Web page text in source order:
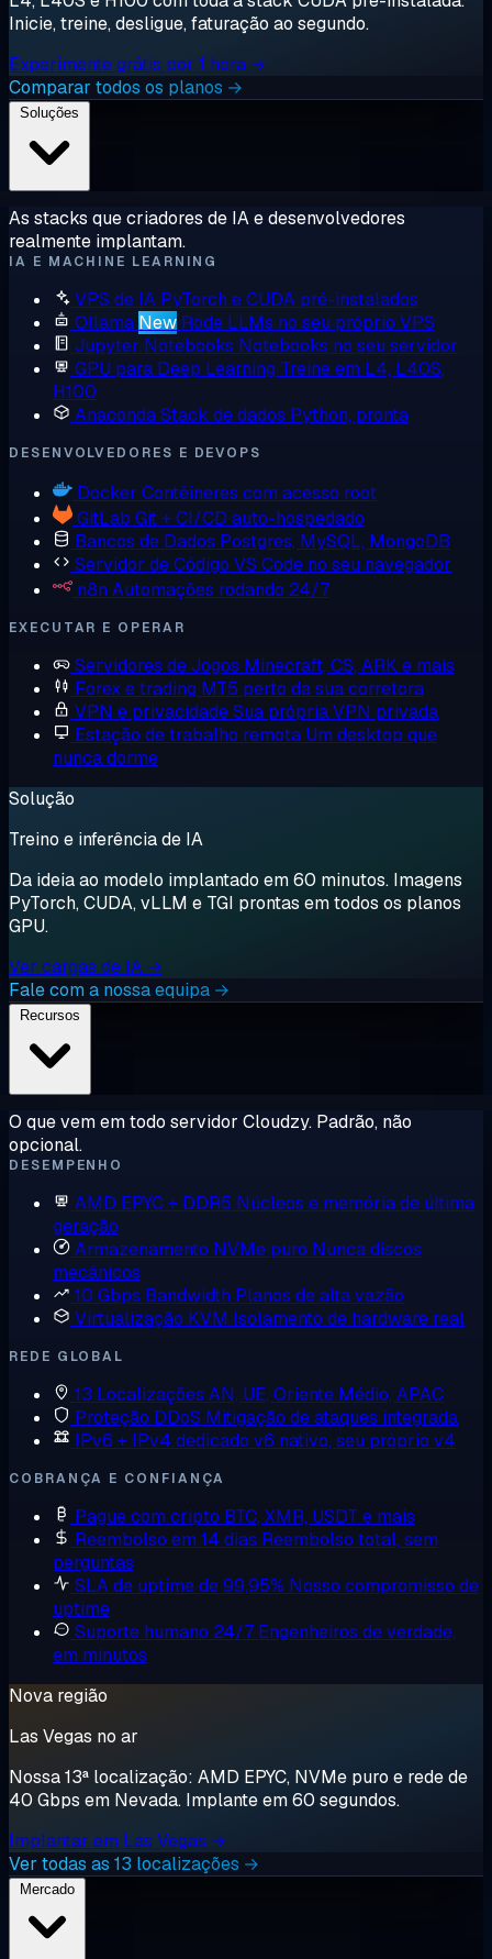
Inicie, treine, desligue, faturação ao segundo.
Experimente grátis por 1 hora →
Comparar todos os planos →
As stacks que criadores de IA e desenvolvedores
realmente implantam.
IA E MACHINE LEARNING
VPS de IA PyTorch e CUDA pré-instalados
Ollama New Rode LLMs no seu próprio VPS
Jupyter Notebooks Notebooks no seu servidor
GPU para Deep Learning Treine em L4, L40S,
H100
AnacondaStack de dados Python, pronta
DESENVOLVEDORES E DEVOPS
Docker Contêineres com acesso root
GitLab Git + CI/CD auto-hospedado
Bancos de Dados Postgres, MySQL, MongoDB
Servidor de Código VS Code no seu navegador
n8n Automações rodando 24/7
EXECUTAR E OPERAR
Servidores de Jogos Minecraft, CS, ARK e mais
Forex e trading MT5 perto da sua corretora
VPN e privacidadeSua própria VPN privada
Estação de trabalho remota Um desktop que
nunca dorme
Solução
Treino e inferência de IA
Da ideia ao modelo implantado em 60 minutos. Imagens
PyTorch, CUDA, vLLM e TGI prontas em todos os planos
GPU.
Ver cargas de IA →
Fale com a nossa equipa →
O que vem em todo servidor Cloudzy. Padrão, não
opcional.
DESEMPENHO
AMD EPYC + DDR5 Núcleos e memória de última
geração
Armazenamento NVMe puro Nunca discos
mecânicos
10 Gbps Bandwidth Planos de alta vazão
Virtualização KVM Isolamento de hardware real
REDE GLOBAL
13 Localizações AN, UE, Oriente Médio, APAC
Proteção DDoS Mitigação de ataques integrada
IPv6 + IPv4 dedicado v6 nativo, seu próprio v4
COBRANÇA E CONFIANÇA
Pague com cripto BTC, XMR, USDT e mais
Reembolso em 14 dias Reembolso total, sem
perguntas
SLA de uptime de 99,95% Nosso compromisso de
uptime
Suporte humano 24/7 Engenheiros de verdade,
em minutos
Nova região
Las Vegas no ar
Nossa 13ª localização: AMD EPYC, NVMe puro e rede de
40 Gbps em Nevada. Implante em 60 segundos.
Implantar em Las Vegas →
Ver todas as 13 localizações →